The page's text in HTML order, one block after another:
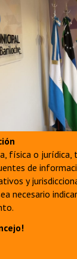
física o jurídica,
de
y
necesario